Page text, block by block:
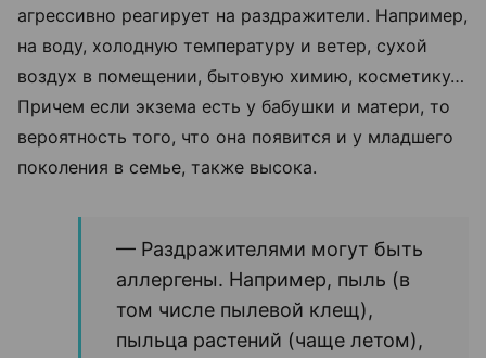
агрессивно реагирует на раздражители. Например,
на воду, холодную температуру и ветер, сухой
воздух в помещении, бытовую химию, косметику…
Причем если экзема есть у бабушки и матери, то
вероятность того, что она появится и у младшего
поколения в семье, также высока.
— Раздражителями могут быть
аллергены. Например, пыль (в
том числе пылевой клещ),
пыльца растений (чаще летом),